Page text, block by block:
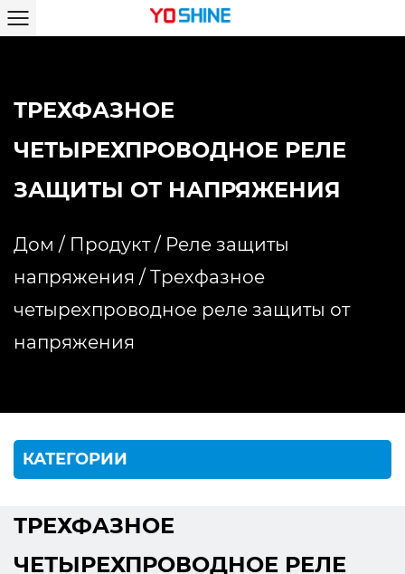
ТРЕХФАЗНОЕ
ЧЕТЫРЕХПРОВОДНОЕ РЕЛЕ
ЗАЩИТЫ ОТ НАПРЯЖЕНИЯ
Дом / Продукт/ Реле защиты
напряжения / Трехфазное
четырехпроводное реле защиты от
напряжения
КАТЕГОРИИ
ТРЕХФАЗНОЕ
ЧЕТЫРЕХПРОВОДНОЕ РЕЛЕ